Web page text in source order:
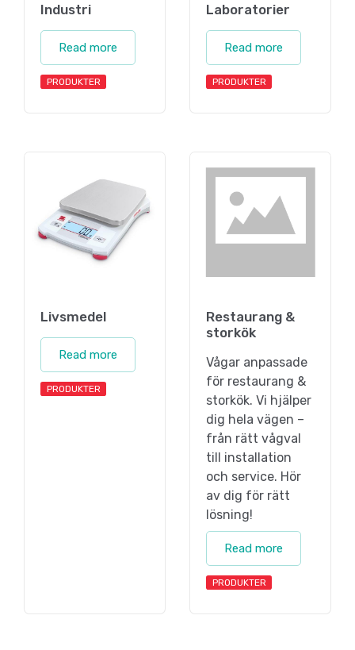
Industri
Read more
PRODUKTER
Laboratorier
Read more
PRODUKTER
Livsmedel
Read more
PRODUKTER
Restaurang &
storkök
Vågar anpassade
för restaurang &
storkök. Vi hjälper
dig hela vägen –
från rätt vågval
till installation
och service. Hör
av dig för rätt
lösning!
Read more
PRODUKTER